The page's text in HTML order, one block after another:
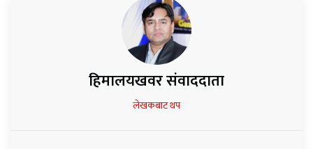
हिमालयखवर संवाददाता
लेखकबाट थप